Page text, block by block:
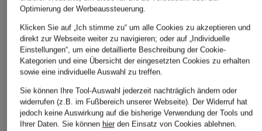
Optimierung der Werbeaussteuerung.
Klicken Sie auf „Ich stimme zu“ um alle Cookies zu akzeptieren und
direkt zur Webseite weiter zu navigieren; oder auf „Individuelle
Einstellungen“, um eine detaillierte Beschreibung der Cookie-
Kategorien und eine Übersicht der eingesetzten Cookies zu erhalten
sowie eine individuelle Auswahl zu treffen.
Sie können Ihre Tool-Auswahl jederzeit nachträglich ändern oder
widerrufen (z.B. im Fußbereich unserer Webseite). Der Widerruf hat
jedoch keine Auswirkung auf die bisherige Verwendung der Tools und
Ihrer Daten. Sie können hierden Einsatz von Cookies ablehnen.